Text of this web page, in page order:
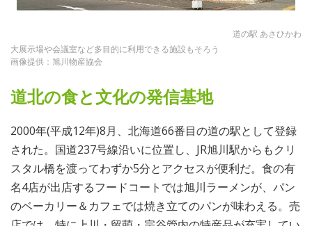
道の駅 あさひかわ
大展示場や会議室など多目的に利用できる施設もそろう
画像提供：旭川物産協会
道北の食と文化の発信基地
2000年(平成12年)8月、北海道66番目の道の駅として登録
された。国道237号線沿いに位置し、JR旭川駅からもクリ
スタル橋を渡ってわずか5分とアクセスが便利だ。食の有
名4店が出店するフードコートでは旭川ラーメンが、パン
のベーカリー＆カフェでは焼き立てのパンが味わえる。売